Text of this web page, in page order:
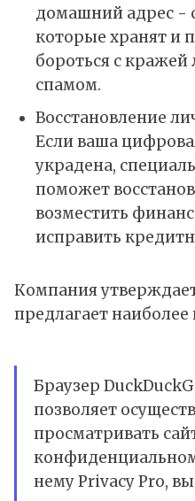
домашний адрес -
которые хранят и
бороться с
спамом.
Восстановление
Если ваша
украдена,
поможет
возместить
исправить
Компания
предлагает
Браузер
позволяет
просматривать
нему Privacy Pro,